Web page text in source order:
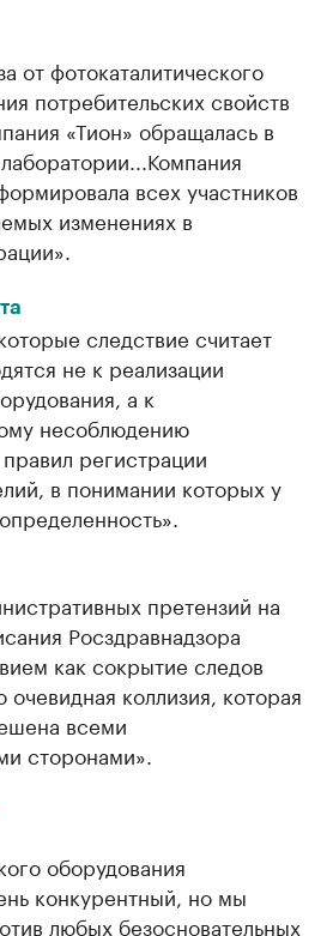
от фотокаталитического
потребительских свойств
«Тион» обращалась в
всех участников
изменениях в
следствие считает
не к реализации
а к
несоблюдению
регистрации
в понимании которых у
претензий на
Росздравнадзора
как сокрытие следов
очевидная коллизия, которая
всеми
сторонами».
оборудования
конкурентный, но мы
любых безосновательных